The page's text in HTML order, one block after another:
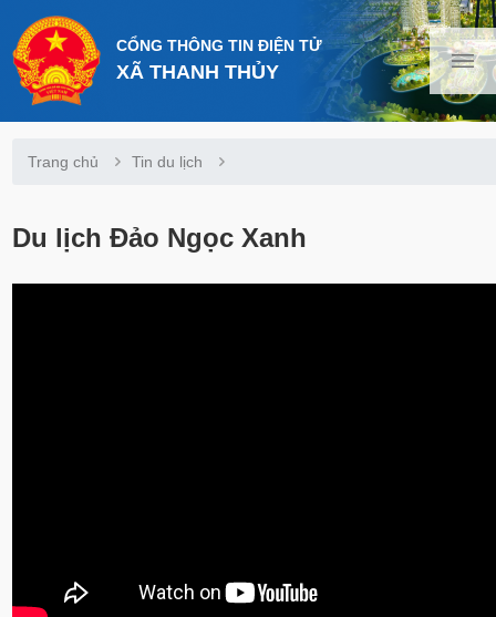
CỔNG THÔNG TIN ĐIỆN TỬ
XÃ THANH THỦY
Trang chủ Tin du lịch
Du lịch Đảo Ngọc Xanh